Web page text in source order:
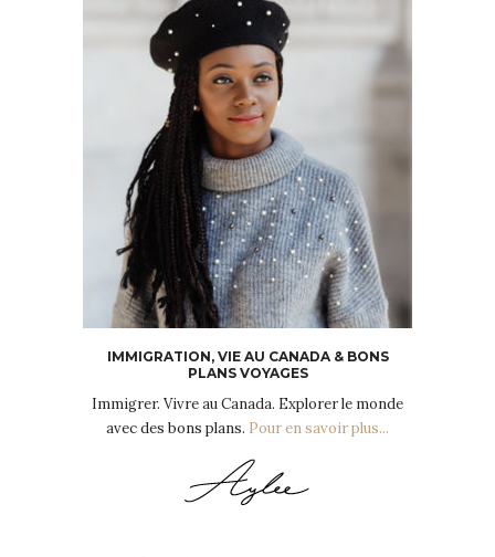
IMMIGRATION, VIE AU CANADA & BONS
PLANS VOYAGES
Immigrer. Vivre au Canada. Explorer le monde
avec des bons plans. Pour en savoir plus...